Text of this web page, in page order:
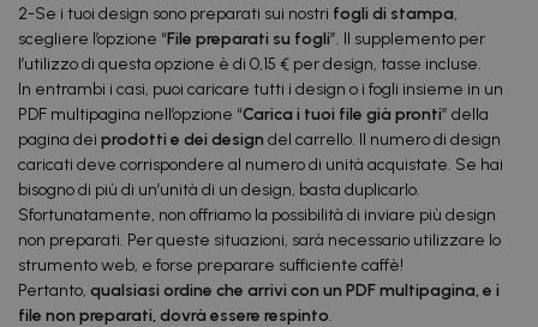
2-Se i tuoi design sono preparati sui nostri fogli di stampa,
scegliere l’opzione “File preparati su fogli”. Il supplemento per
l’utilizzo di questa opzione è di 0,15 € per design, tasse incluse.
In entrambi i casi, puoi caricare tutti i design o i fogli insieme in un
PDF multipagina nell’opzione “Carica i tuoi file già pronti” della
pagina dei prodotti e dei design del carrello. Il numero di design
caricati deve corrispondere al numero di unità acquistate. Se hai
bisogno di più di un’unità di un design, basta duplicarlo.
Sfortunatamente, non offriamo la possibilità di inviare più design
non preparati. Per queste situazioni, sarà necessario utilizzare lo
strumento web, e forse preparare sufficiente caffè!
Pertanto, qualsiasi ordine che arrivi con un PDF multipagina, e i
file non preparati, dovrà essere respinto.